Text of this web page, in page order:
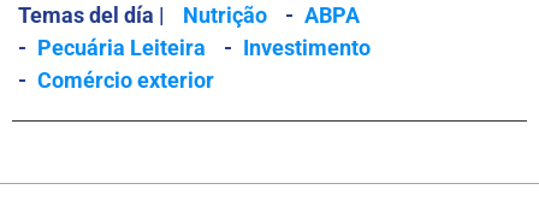
Temas del día | Nutrição - ABPA
- Pecuária Leiteira - Investimento
- Comércio exterior